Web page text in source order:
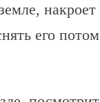
его